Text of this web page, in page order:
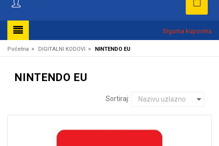
Sigurna kupovina
Početna » DIGITALNI KODOVI » NINTENDO EU
NINTENDO EU
Sortiraj: